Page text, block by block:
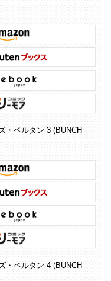
・ベルタン 3 (BUNCH
・ベルタン 4 (BUNCH